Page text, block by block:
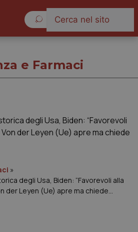
e Farmaci
»
degli Usa, Biden: “Favorevoli alla
der Leyen (Ue) apre ma chiede